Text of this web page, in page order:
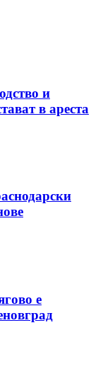
и
в ареста
е